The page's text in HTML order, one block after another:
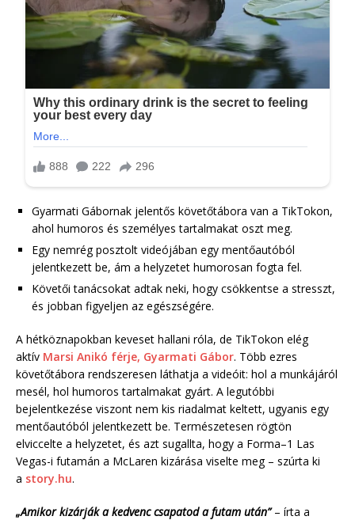
Gyarmati Gábornak jelentős követőtábora van a TikTokon,
ahol humoros és személyes tartalmakat oszt meg.
Egy nemrég posztolt videójában egy mentőautóból
jelentkezett be, ám a helyzetet humorosan fogta fel.
Követői tanácsokat adtak neki, hogy csökkentse a stresszt,
és jobban figyeljen az egészségére.
A hétköznapokban keveset hallani róla, de TikTokon elég
aktív Marsi Anikó férje, Gyarmati Gábor. Több ezres
követőtábora rendszeresen láthatja a videóit: hol a munkájáról
mesél, hol humoros tartalmakat gyárt. A legutóbbi
bejelentkezése viszont nem kis riadalmat keltett, ugyanis egy
mentőautóból jelentkezett be. Természetesen rögtön
elviccelte a helyzetet, és azt sugallta, hogy a Forma–1 Las
Vegas-i futamán a McLaren kizárása viselte meg – szúrta ki
a story.hu.
„Amikor kizárják a kedvenc csapatod a futam után”– írta a